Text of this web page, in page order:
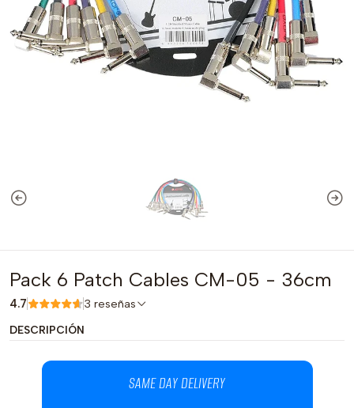
Pack 6 Patch Cables CM-05 - 36cm
4.7 3 reseñas
DESCRIPCIÓN